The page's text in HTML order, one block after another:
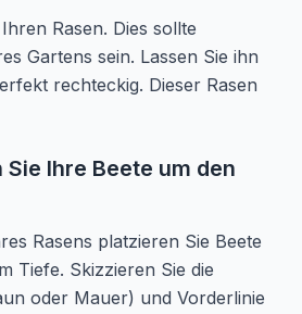
Rasen. Dies sollte
Gartens sein. Lassen Sie ihn
rechteckig. Dieser Rasen
Ihre Beete um den
Rasens platzieren Sie Beete
Tiefe. Skizzieren Sie die
oder Mauer) und Vorderlinie